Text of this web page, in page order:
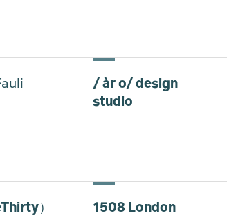
/ àr o/ design
studio
） 1508 London